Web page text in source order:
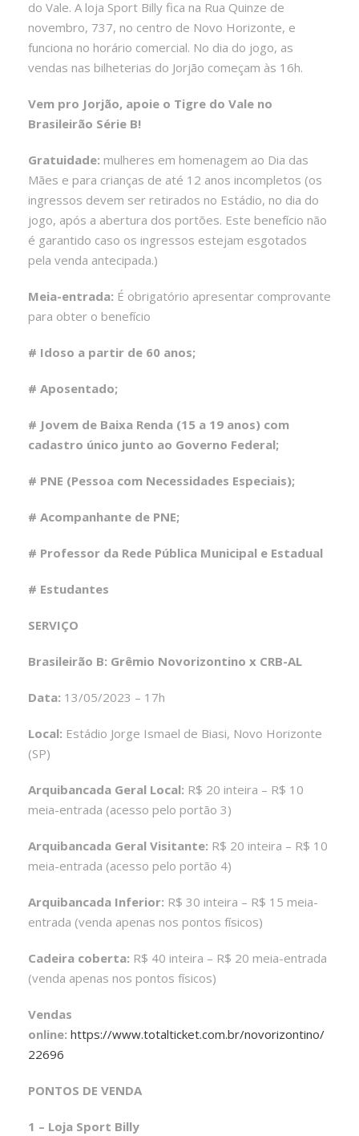
do Vale. A loja Sport Billy fica na Rua Quinze de
novembro, 737, no centro de Novo Horizonte, e
funciona no horário comercial. No dia do jogo, as
vendas nas bilheterias do Jorjão começam às 16h.
Vem pro Jorjão, apoie o Tigre do Vale no
Brasileirão Série B!
Gratuidade: mulheres em homenagem ao Dia das
Mães e para crianças de até 12 anos incompletos (os
ingressos devem ser retirados no Estádio, no dia do
jogo, após a abertura dos portões. Este benefício não
é garantido caso os ingressos estejam esgotados
pela venda antecipada.)
Meia-entrada: É obrigatório apresentar comprovante
para obter o benefício
# Idoso a partir de 60 anos;
# Aposentado;
# Jovem de Baixa Renda (15 a 19 anos) com
cadastro único junto ao Governo Federal;
# PNE (Pessoa com Necessidades Especiais);
# Acompanhante de PNE;
# Professor da Rede Pública Municipal e Estadual
# Estudantes
SERVIÇO
Brasileirão B: Grêmio Novorizontino x CRB-AL
Data: 13/05/2023 – 17h
Local: Estádio Jorge Ismael de Biasi, Novo Horizonte
(SP)
Arquibancada Geral Local: R$ 20 inteira – R$ 10
meia-entrada (acesso pelo portão 3)
Arquibancada Geral Visitante: R$ 20 inteira – R$ 10
meia-entrada (acesso pelo portão 4)
Arquibancada Inferior: R$ 30 inteira – R$ 15 meia-
entrada (venda apenas nos pontos físicos)
Cadeira coberta: R$ 40 inteira – R$ 20 meia-entrada
(venda apenas nos pontos físicos)
Vendas
online: https://www.totalticket.com.br/novorizontino/
22696
PONTOS DE VENDA
1 – Loja Sport Billy